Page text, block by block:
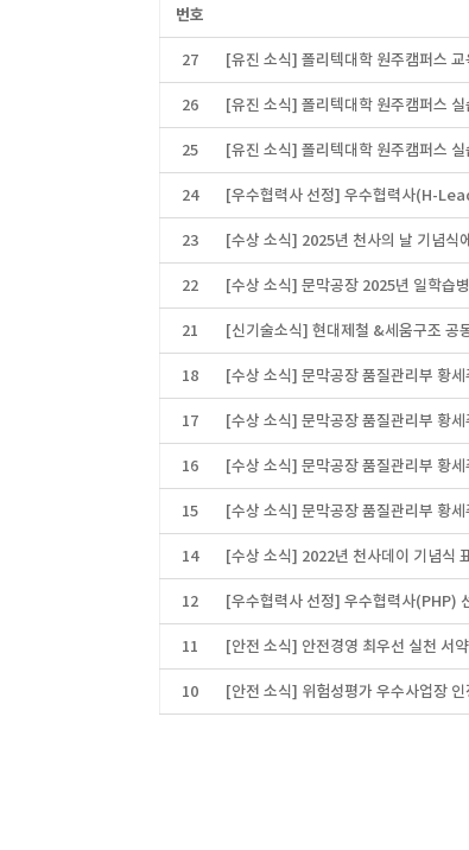
번호
27 [유진 소식] 폴리텍대학 원주캠퍼스
26 [유진 소식] 폴리텍대학 원주캠퍼스
25 [유진 소식] 폴리텍대학 원주캠퍼스
24 [우수협력사 선정] 우수협력사(H-
23 [수상 소식] 2025년 천사의 날 기념식
22 [수상 소식] 문막공장 2025년 일학습
21 [신기술소식] 현대제철 &세움구조 공
18 [수상 소식] 문막공장 품질관리부 황
17 [수상 소식] 문막공장 품질관리부 황세
16 [수상 소식] 문막공장 품질관리부 황
15 [수상 소식] 문막공장 품질관리부 황
14 [수상 소식] 2022년 천사데이 기념식
12 [우수협력사 선정] 우수협력사(PHP)
11 [안전 소식] 안전경영 최우선 실천 서
10 [안전 소식] 위험성평가 우수사업장